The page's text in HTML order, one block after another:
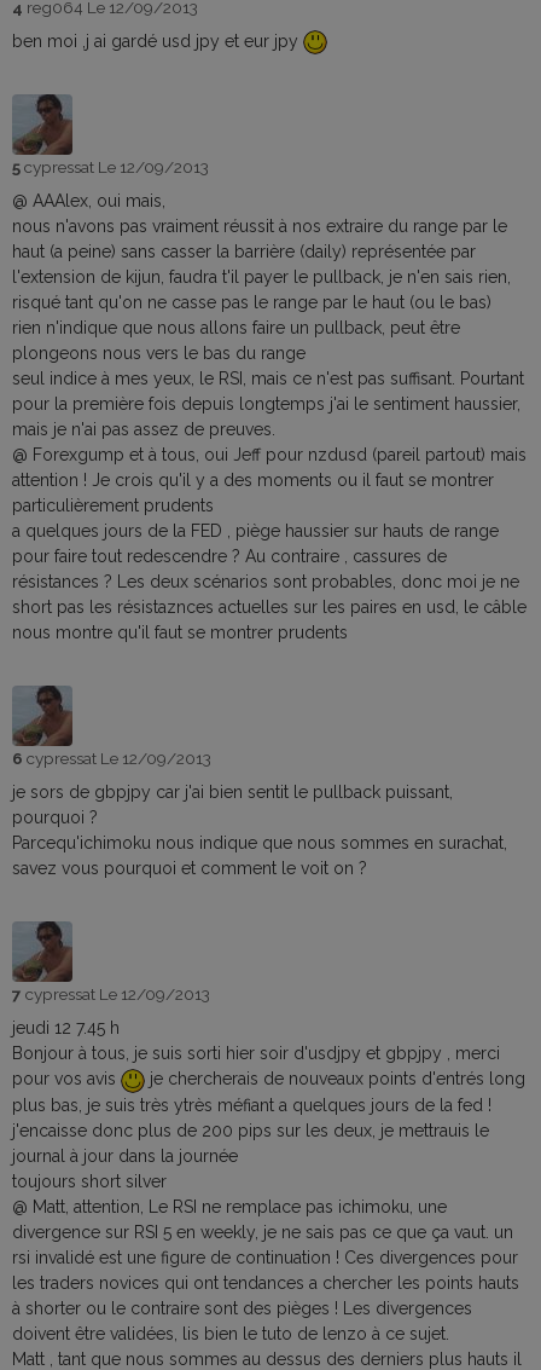
4 reg064 Le 12/09/2013
ben moi ,j ai gardé usd jpy et eur jpy
5cypressat Le 12/09/2013
@ AAAlex, oui mais,
nous n'avons pas vraiment réussit à nos extraire du range par le
haut (a peine) sans casser la barrière (daily) représentée par
l'extension de kijun, faudra t'il payer le pullback, je n'en sais rien,
risqué tant qu'on ne casse pas le range par le haut (ou le bas)
rien n'indique que nous allons faire un pullback, peut être
plongeons nous vers le bas du range
seul indice à mes yeux, le RSI, mais ce n'est pas suffisant. Pourtant
pour la première fois depuis longtemps j'ai le sentiment haussier,
mais je n'ai pas assez de preuves.
@ Forexgump et à tous, oui Jeff pour nzdusd (pareil partout) mais
attention ! Je crois qu'il y a des moments ou il faut se montrer
particulièrement prudents
a quelques jours de la FED , piège haussier sur hauts de range
pour faire tout redescendre ? Au contraire , cassures de
résistances ? Les deux scénarios sont probables, donc moi je ne
short pas les résistaznces actuelles sur les paires en usd, le câble
nous montre qu'il faut se montrer prudents
6 cypressat Le 12/09/2013
je sors de gbpjpy car j'ai bien sentit le pullback puissant,
pourquoi ?
Parcequ'ichimoku nous indique que nous sommes en surachat,
savez vous pourquoi et comment le voit on ?
7 cypressat Le 12/09/2013
jeudi 12 7.45 h
Bonjour à tous, je suis sorti hier soir d'usdjpy et gbpjpy , merci
pour vos avis
je chercherais de nouveaux points d'entrés long
plus bas, je suis très ytrès méfiant a quelques jours de la fed !
j'encaisse donc plus de 200 pips sur les deux, je mettrauis le
journal à jour dans la journée
toujours short silver
@ Matt, attention, Le RSI ne remplace pas ichimoku, une
divergence sur RSI 5 en weekly, je ne sais pas ce que ça vaut. un
rsi invalidé est une figure de continuation ! Ces divergences pour
les traders novices qui ont tendances a chercher les points hauts
à shorter ou le contraire sont des pièges ! Les divergences
doivent être validées, lis bien le tuto de lenzo à ce sujet.
Matt , tant que nous sommes au dessus des derniers plus hauts il